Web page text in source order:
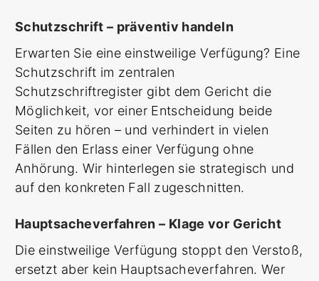
Schutzschrift – präventiv handeln
Erwarten Sie eine einstweilige Verfügung? Eine
Schutzschrift im zentralen
Schutzschriftregister gibt dem Gericht die
Möglichkeit, vor einer Entscheidung beide
Seiten zu hören – und verhindert in vielen
Fällen den Erlass einer Verfügung ohne
Anhörung. Wir hinterlegen sie strategisch und
auf den konkreten Fall zugeschnitten.
Hauptsacheverfahren – Klage vor Gericht
Die einstweilige Verfügung stoppt den Verstoß,
ersetzt aber kein Hauptsacheverfahren. Wer